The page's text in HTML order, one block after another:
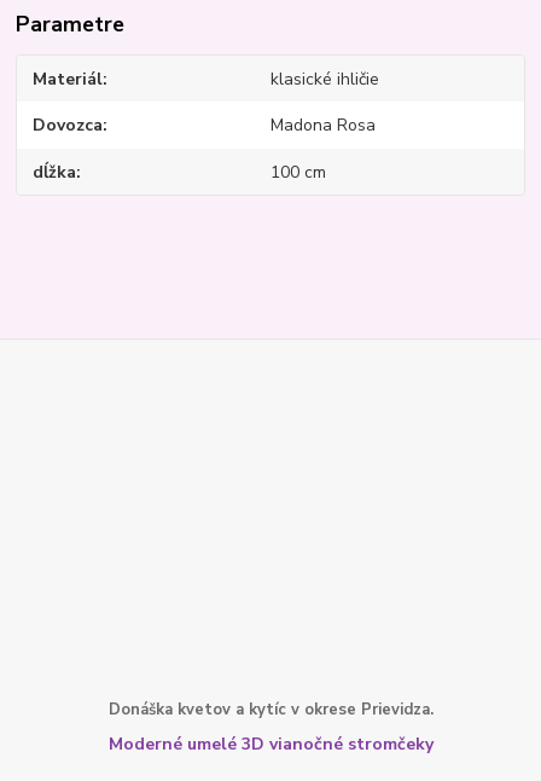
Parametre
Materiál klasické ihličie
Dovozca Madona Rosa
dĺžka 100 cm
Donáška kvetov a kytíc v okrese Prievidza.
Moderné umelé 3D vianočné stromčeky